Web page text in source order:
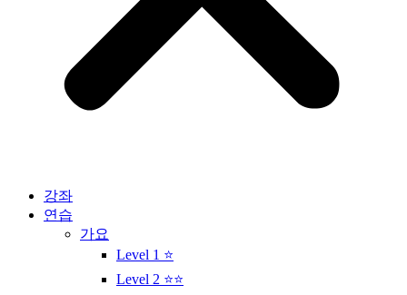
강좌
연습
가요
Level 1 ⭐
Level 2 ⭐⭐